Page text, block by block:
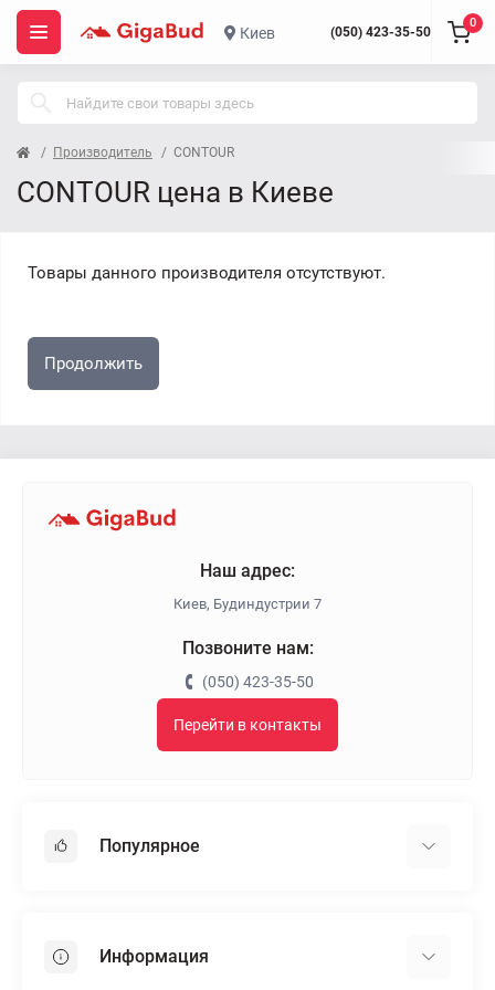
Киев (050) 423-35-50
0
Производитель CONTOUR
CONTOUR цена в Киеве
Товары данного производителя отсутствуют.
Продолжить
Наш адрес:
Киев, Будиндустрии 7
Позвоните нам:
(050) 423-35-50
Перейти в контакты
Популярное
Пенопласт
Информация